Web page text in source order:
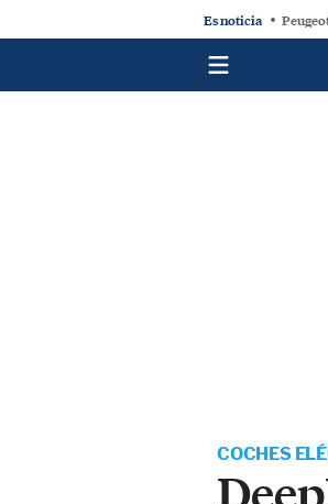
Es noticia
COCHES